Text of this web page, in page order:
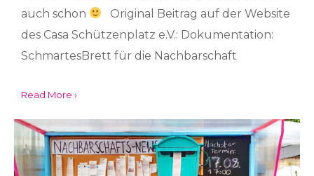
auch schon
Original Beitrag auf der Website
des Casa Schützenplatz e.V.: Dokumentation:
SchmartesBrett für die Nachbarschaft
Read More ›